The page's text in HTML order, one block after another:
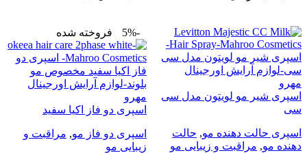
اسپری شیر مو لویتون مدل سی
سی
اسپری حالت دهنده مو, حالت
دهنده مو, مراقبت و زیبایی مو
-5% فروخته شده
اسپری دو فاز اکیا سفید
اسپری دو فاز مو, مراقبت و
زیبایی مو